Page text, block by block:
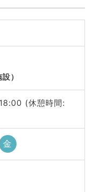
）
(休憩時間:
金